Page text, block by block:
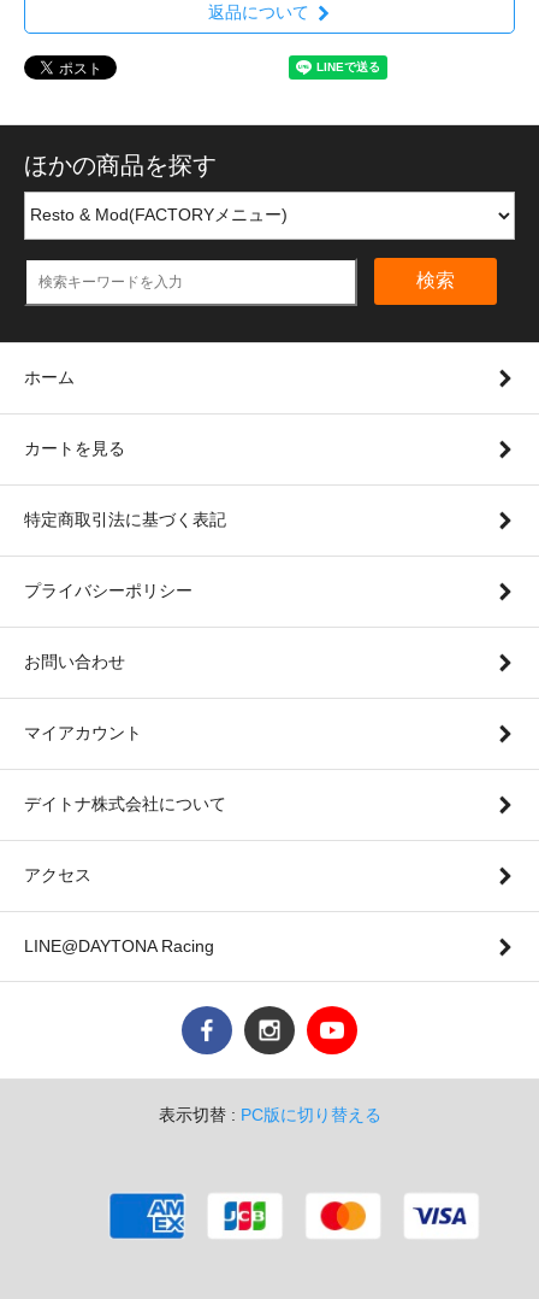
返品について
ほかの商品を探す
検索
ホーム
カートを見る
特定商取引法に基づく表記
プライバシーポリシー
お問い合わせ
マイアカウント
デイトナ株式会社について
アクセス
LINE@DAYTONA Racing
表示切替 : PC版に切り替える